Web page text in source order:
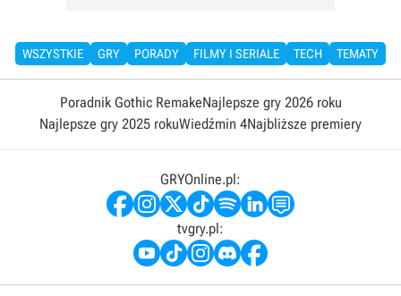
WSZYSTKIE GRY PORADY FILMY I SERIALE TECH TEMATY
Poradnik Gothic RemakeNajlepsze gry 2026 roku
Najlepsze gry 2025 rokuWiedźmin 4Najbliższe premiery
GRYOnline.pl:
tvgry.pl: